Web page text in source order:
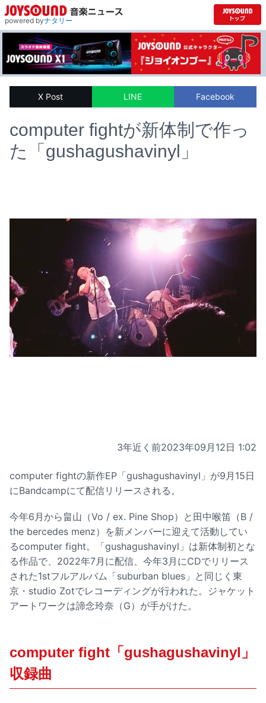
powered byナタリー
X Post LINE Facebook
computer fightが新体制で作っ
た「gushagushavinyl」
3年近く前2023年09月12日 1:02
computer fightの新作EP「gushagushavinyl」が9月15日
にBandcampにて配信リリースされる。
今年6月から畠山（Vo / ex. Pine Shop）と田中喉笛（B /
the bercedes menz）を新メンバーに迎えて活動してい
るcomputer fight。「gushagushavinyl」は新体制初とな
る作品で、2022年7月に配信、今年3月にCDでリリース
された1stフルアルバム「suburban blues」と同じく東
京・studio Zotでレコーディングが行われた。ジャケット
アートワークは諦念玲奈（G）が手がけた。
computer fight「gushagushavinyl」
収録曲